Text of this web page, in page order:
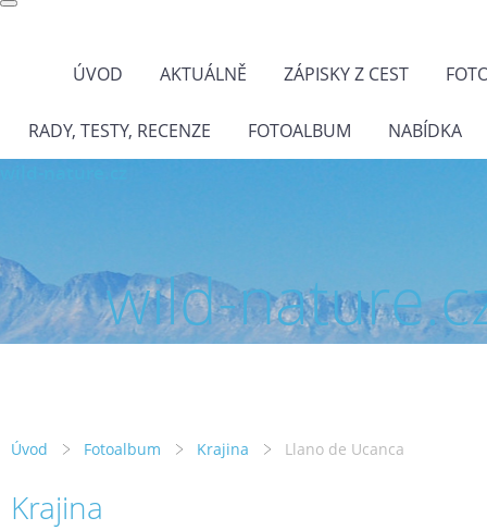
ÚVOD AKTUÁLNĚ ZÁPISKY Z CEST
RADY, TESTY, RECENZE FOTOALBUM NABÍDKA
wild-
Úvod Fotoalbum Krajina Llano de Ucanca
Krajina